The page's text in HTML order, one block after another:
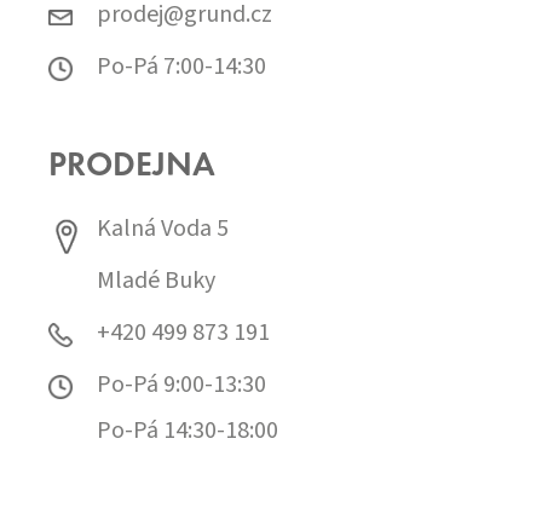
prodej@grund.cz
Po-Pá 7:00-14:30
PRODEJNA
Kalná Voda 5
Mladé Buky
+420 499 873 191
Po-Pá 9:00-13:30
Po-Pá 14:30-18:00